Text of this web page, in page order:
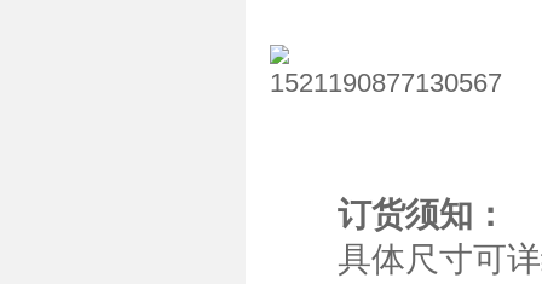
订货须知：
具体尺寸可详